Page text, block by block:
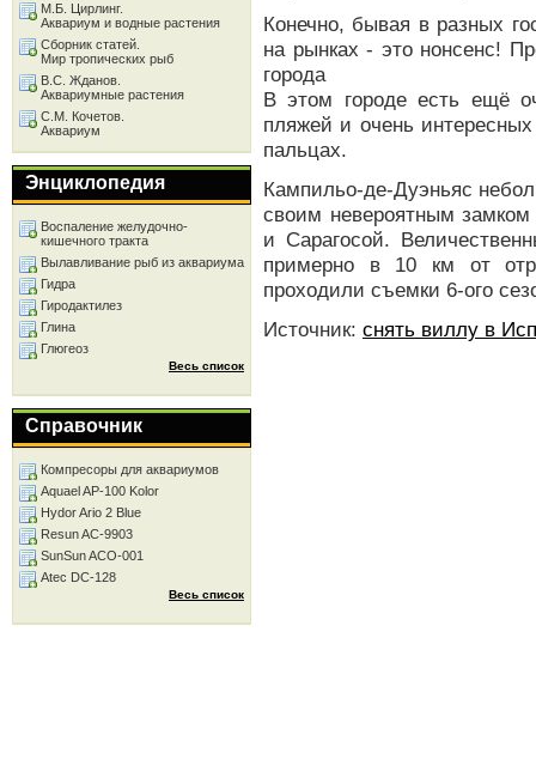
Конечно, бывая в разных
на рынках - это нонсенс!
города
В этом городе есть ещё
пляжей и очень
пальцах.
Кампильо-де-Дуэньяс
своим невероятным
и Сарагосой.
примерно в 10 км от
проходили съемки 6-ого
Источник: снять виллу в
М.Б. Цирлинг.
Аквариум и водные растения
Сборник статей.
Мир тропических рыб
В.С. Жданов.
Аквариумные растения
С.М. Кочетов.
Аквариум
Энциклопедия
Воспаление желудочно-
кишечного тракта
Вылавливание рыб из аквариума
Гидра
Гиродактилез
Глина
Глюгеоз
Весь список
Справочник
Компресоры для аквариумов
Aquael AP-100 Kolor
Hydor Ario 2 Blue
Resun AC-9903
SunSun ACO-001
Atec DC-128
Весь список